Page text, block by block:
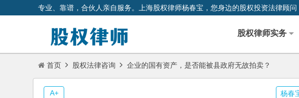
专业、靠谱，合伙人亲自服务。上海股权律师杨春宝，您身边的股权投资法律顾问
股权律师实务
首页 股权法律咨询 企业的国有资产，是否能被县政府无故拍卖？
杨春
A+